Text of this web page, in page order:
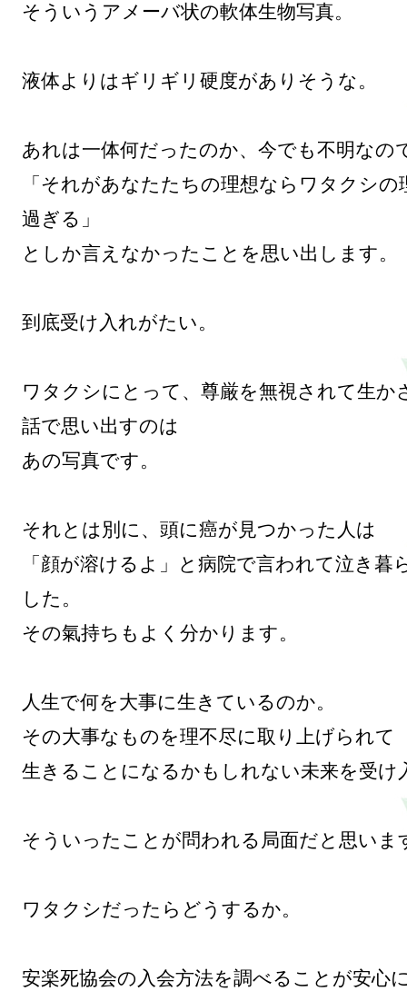
そういうアメーバ状の軟体生物写真。
液体よりはギリギリ硬度がありそうな。
あれは一体何だったのか、今でも不明なの
「それがあなたたちの理想ならワタクシの
過ぎる」
としか言えなかったことを思い出します。
到底受け入れがたい。
ワタクシにとって、尊厳を無視されて生か
話で思い出すのは
あの写真です。
それとは別に、頭に癌が見つかった人は
「顔が溶けるよ」と病院で言われて泣き暮
した。
その氣持ちもよく分かります。
人生で何を大事に生きているのか。
その大事なものを理不尽に取り上げられて
生きることになるかもしれない未来を受け
そういったことが問われる局面だと思いま
ワタクシだったらどうするか。
安楽死協会の入会方法を調べることが安心